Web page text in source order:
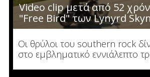
Video clip μετά από 52
"Free Bird" των Lynyrd
Οι θρύλοι του southern rock
στο εμβληματικό εννιάλεπτο